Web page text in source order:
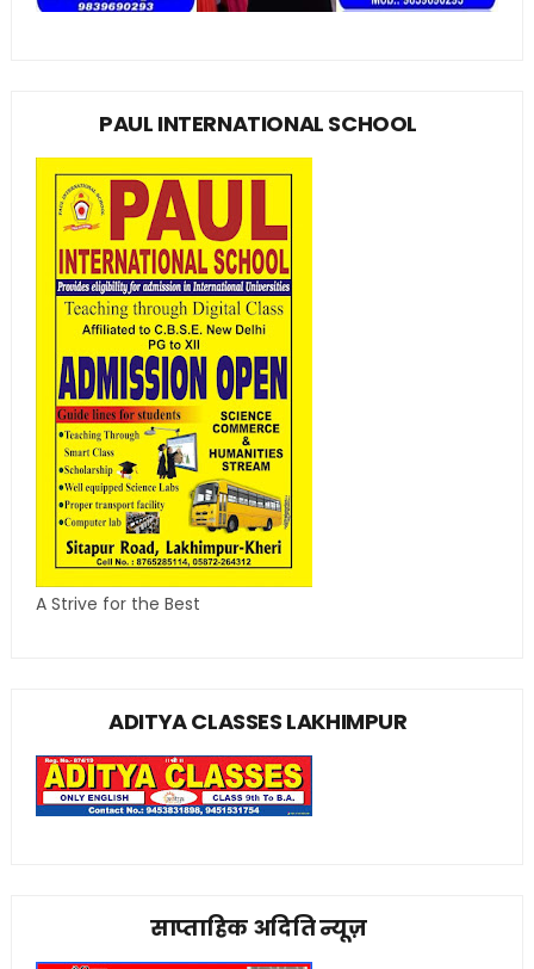
PAUL INTERNATIONAL SCHOOL
A Strive for the Best
ADITYA CLASSES LAKHIMPUR
साप्ताहिक अदिति न्यूज़